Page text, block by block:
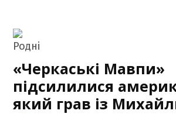
«Черкаські Мавпи»
підсилилися
який грав із